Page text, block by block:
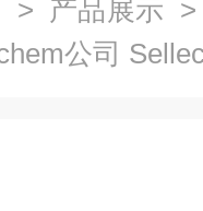
> 产品展示
公司